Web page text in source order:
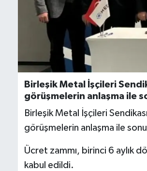
Birleşik Metal İşçileri
görüşmelerin anlaşma ile
Birleşik Metal İşçileri
görüşmelerin anlaşma ile
Ücret zammı, birinci 6 aylık
kabul edildi.